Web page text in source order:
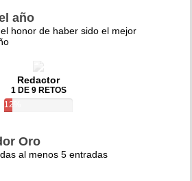
año
honor de haber sido el mejor
Redactor
1 DE 9 RETOS
12%
Oro
al menos 5 entradas